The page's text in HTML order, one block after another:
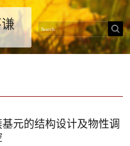
元的结构设计及物性调